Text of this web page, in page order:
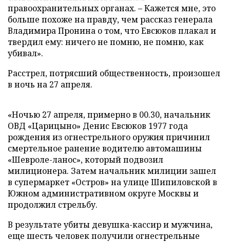
правоохранительных органах. – Кажется мне, это
больше похоже на правду, чем рассказ генерала
Владимира Пронина о том, что Евсюков плакал и
твердил ему: ничего не помню, не помню, как
убивал».
Расстрел, потрясший общественность, произошел
в ночь на 27 апреля.
«Ночью 27 апреля, примерно в 00.30, начальник
ОВД «Царицыно» Денис Евсюков 1977 года
рождения из огнестрельного оружия причинил
смертельное ранение водителю автомашины
«Шевроле-ланос», который подвозил
милиционера. Затем начальник милиции зашел
в супермаркет «Остров» на улице Шипиловской в
Южном административном округе Москвы и
продолжил стрельбу.
В результате убиты девушка-кассир и мужчина,
еще шесть человек получили огнестрельные